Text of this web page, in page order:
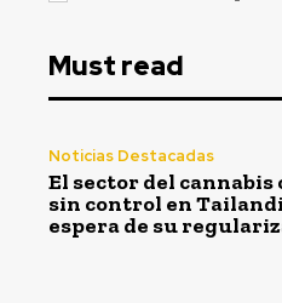
Must read
Noticias Destacadas
El sector del cannabis
sin control en
espera de su